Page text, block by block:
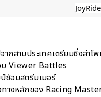
กสามประเทศเตรียมซิ่งล่าโ
บ Viewer Battles
ซ้อมสตรีมเมอร์
างหลักของ Racing